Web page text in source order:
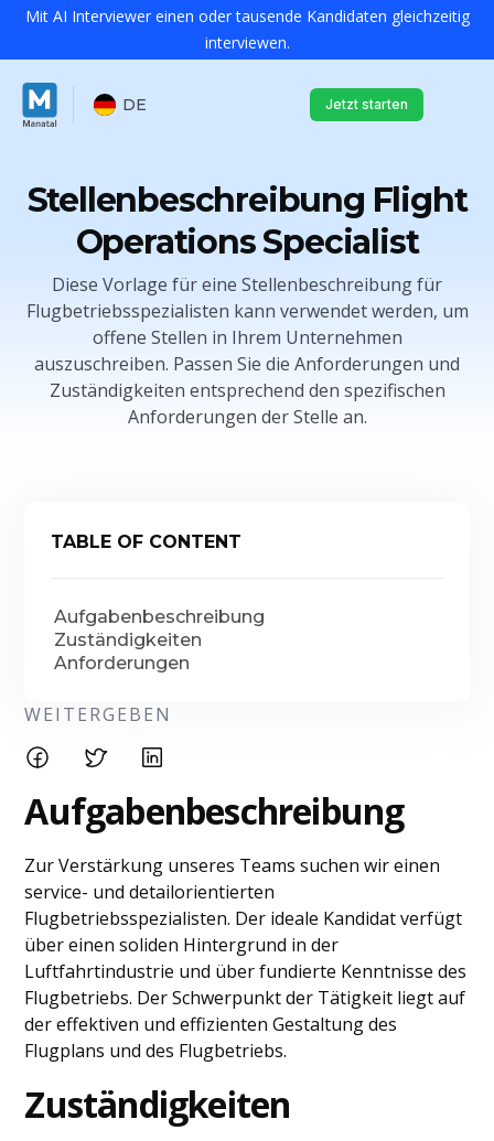
Mit AI Interviewer einen oder tausende Kandidaten gleichzeitig
interviewen.
DE Jetzt starten
Stellenbeschreibung Flight
Operations Specialist
Diese Vorlage für eine Stellenbeschreibung für
Flugbetriebsspezialisten kann verwendet werden, um
offene Stellen in Ihrem Unternehmen
auszuschreiben. Passen Sie die Anforderungen und
Zuständigkeiten entsprechend den spezifischen
Anforderungen der Stelle an.
TABLE OF CONTENT
Aufgabenbeschreibung
Zuständigkeiten
Anforderungen
WEITERGEBEN
Aufgabenbeschreibung
Zur Verstärkung unseres Teams suchen wir einen
service- und detailorientierten
Flugbetriebsspezialisten. Der ideale Kandidat verfügt
über einen soliden Hintergrund in der
Luftfahrtindustrie und über fundierte Kenntnisse des
Flugbetriebs. Der Schwerpunkt der Tätigkeit liegt auf
der effektiven und effizienten Gestaltung des
Flugplans und des Flugbetriebs.
Zuständigkeiten